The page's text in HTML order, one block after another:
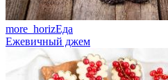
more_horizЕда
Ежевичный джем